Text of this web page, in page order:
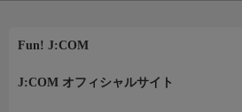
Fun! J:COM
J:COM オフィシャルサイト